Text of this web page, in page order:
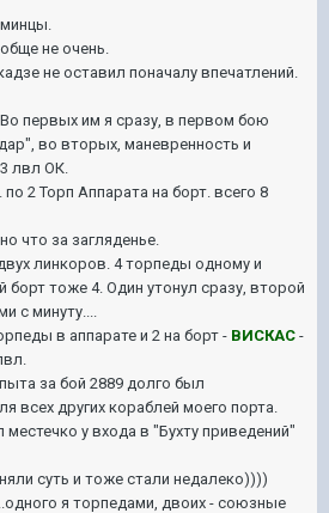
не очень.
не оставил поначалу впечатлений.
первых им я сразу, в первом бою
во вторых, маневренность и
лвл ОК.
2 Торп Аппарата на борт. всего 8
что за загляденье.
линкоров. 4 торпеды одному и
борт тоже 4. Один утонул сразу, второй
с минуту....
в аппарате и 2 на борт - ВИСКАС -
за бой 2889 долго был
всех других кораблей моего порта.
у входа в "Бухту приведений"
суть и тоже стали недалеко))))
я торпедами, двоих - союзные